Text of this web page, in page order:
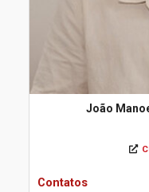
João
Contatos